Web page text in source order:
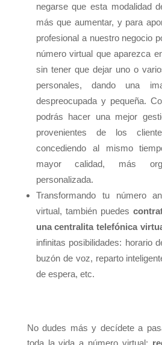
negarse que esta modalidad
más que aumentar, y para
profesional a nuestro negocio
número virtual que aparezca
sin tener que dejar uno o
personales, dando una
despreocupada y pequeña.
podrás hacer una mejor
provenientes de los
concediendo al mismo
mayor calidad, más
personalizada.
Transformando tu número
virtual, también puedes
una centralita telefónica
infinitas posibilidades: horario
buzón de voz, reparto
de espera, etc.
No dudes más y decídete a
toda la vida a número virtual: